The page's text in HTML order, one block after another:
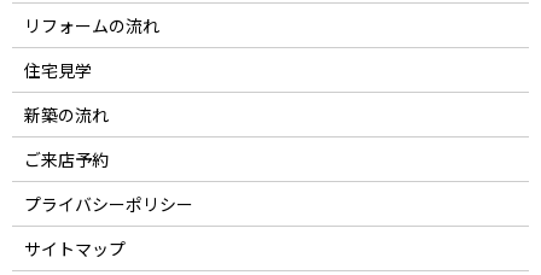
リフォームの流れ
住宅見学
新築の流れ
ご来店予約
プライバシーポリシー
サイトマップ